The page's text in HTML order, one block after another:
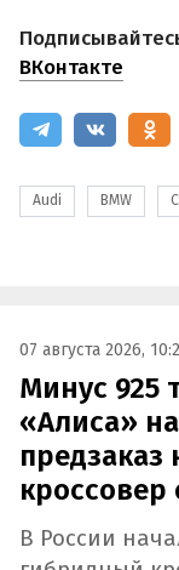
ВКонтакте
Audi BMW
07 августа 2026,
Минус 925
«Алиса»
кроссовер
В России